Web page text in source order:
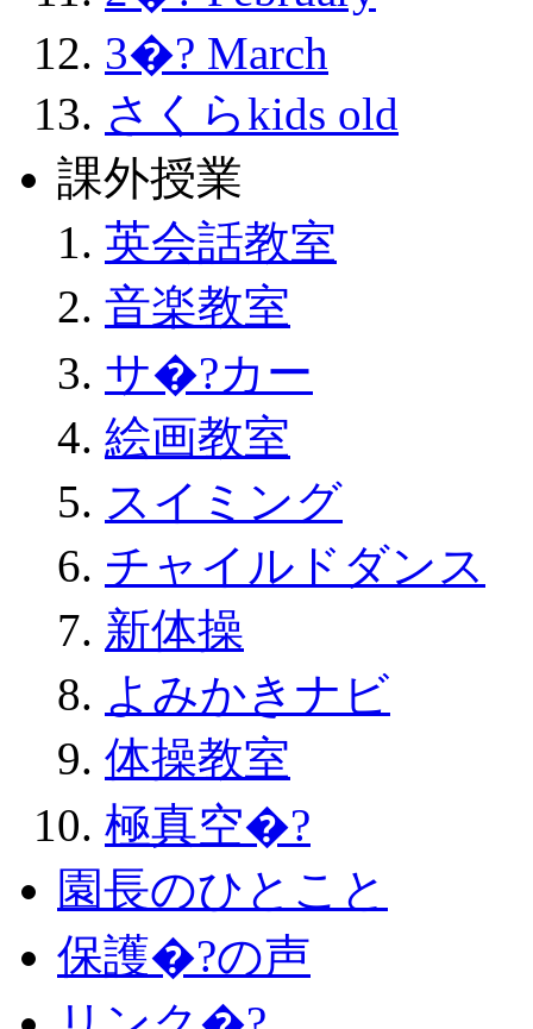
3�? March
さくらkids old
課外授業
英会話教室
音楽教室
サ�?カー
絵画教室
スイミング
チャイルドダンス
新体操
よみかきナビ
体操教室
極真空�?
園長のひとこと
保護�?の声